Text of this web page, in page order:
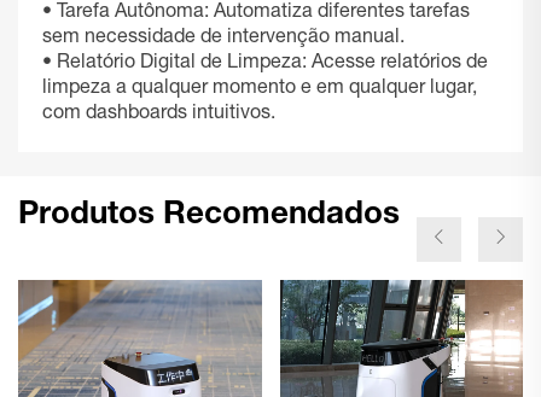
• Tarefa Autônoma: Automatiza diferentes tarefas
sem necessidade de intervenção manual.
• Relatório Digital de Limpeza: Acesse relatórios de
limpeza a qualquer momento e em qualquer lugar,
com dashboards intuitivos.
Produtos Recomendados